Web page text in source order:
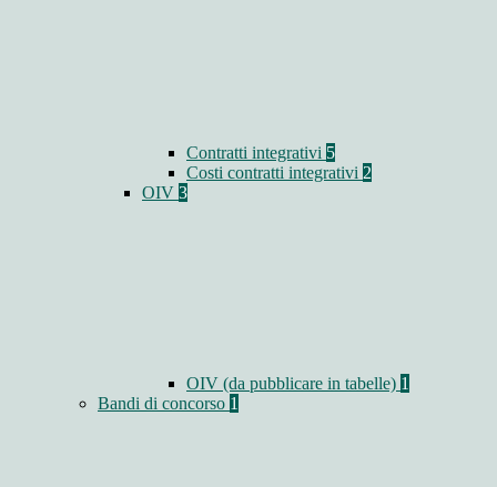
Contratti integrativi 5
Costi contratti integrativi 2
OIV 3
OIV (da pubblicare in tabelle) 1
Bandi di concorso 1